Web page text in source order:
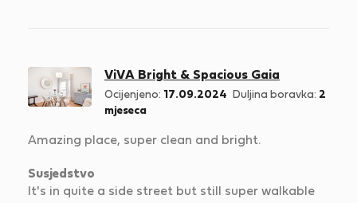
ViVA Bright & Spacious Gaia
Ocijenjeno: 17.09.2024 Duljina boravka: 2
mjeseca
Amazing place, super clean and bright.
Susjedstvo
It's in quite a side street but still super walkable